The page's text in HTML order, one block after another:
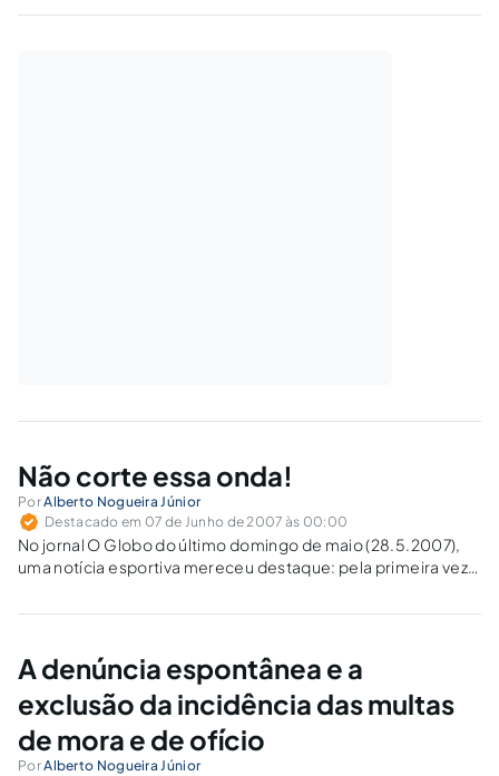
de devida representação processual por advogado, um dos
Não corte essa onda!
PorAlberto Nogueira Júnior
Destacado em 07 de Junho de 2007 às 00:00
No jornal O Globo do último domingo de maio (28.5.2007),
uma notícia esportiva mereceu destaque: pela primeira vez,
longboard da ASP. O campeão, Phil Rajzman, filho do ex-
A denúncia espontânea e a
exclusão da incidência das multas
de mora e de ofício
PorAlberto Nogueira Júnior